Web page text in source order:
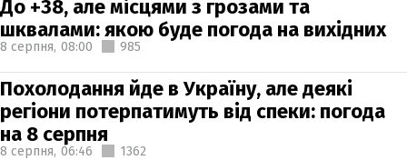
До +38, але місцями з грозами та
шквалами: якою буде погода на вихідних
8 серпня, 08:00 985
Похолодання йде в Україну, але деякі
регіони потерпатимуть від спеки: погода
на 8 серпня
8 серпня, 06:46 1362